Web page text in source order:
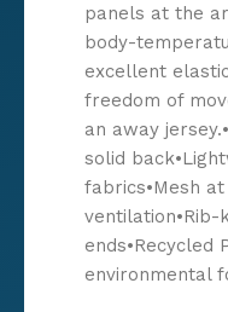
panels at the
body-
excellent
freedom of
an away
solid
fabrics•Mesh
ends•Recycled
environmental